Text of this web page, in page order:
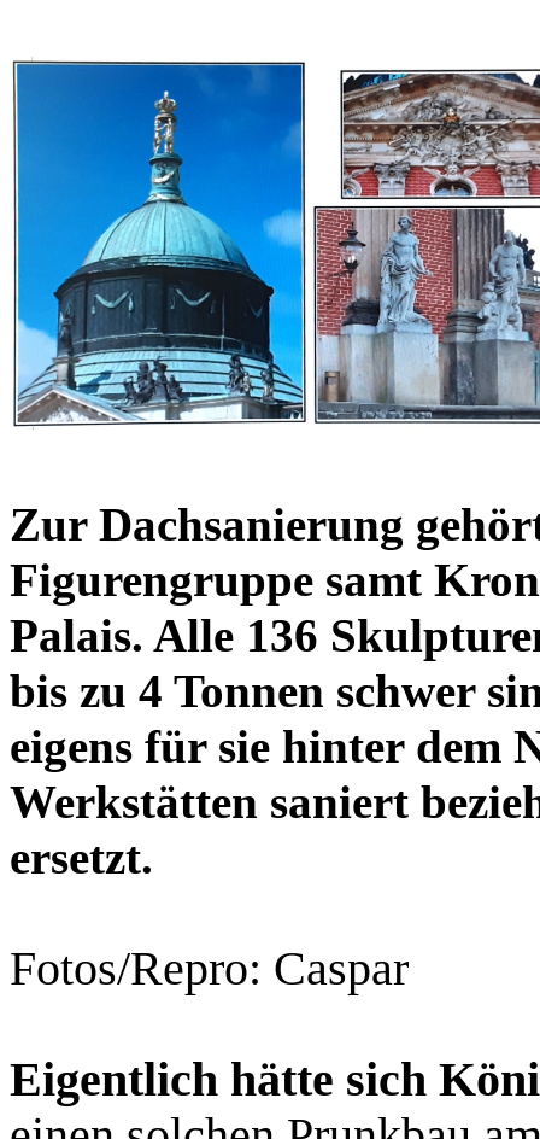
Zur Dachsanierung
Figurengruppe samt
Palais. Alle 136
bis zu 4 Tonnen schwer
eigens für sie hinter dem
Werkstätten saniert
ersetzt.
Fotos/Repro: Caspar
Eigentlich hätte sich